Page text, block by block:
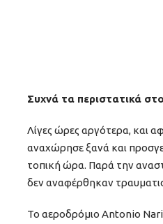
Συχνά τα περιστατικά
Λίγες ώρες αργότερα, και
αναχώρησε ξανά και
τοπική ώρα. Παρά την
δεν αναφέρθηκαν
Το αεροδρόμιο Antonio